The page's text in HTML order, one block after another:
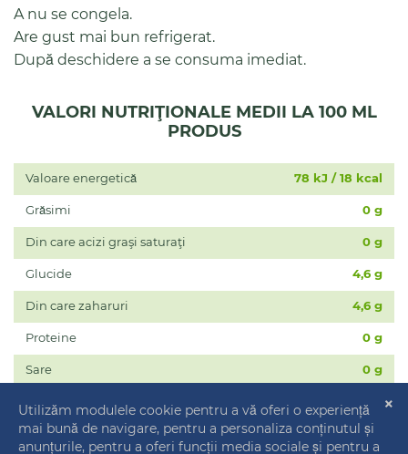
A nu se congela.
Are gust mai bun refrigerat.
După deschidere a se consuma imediat.
VALORI NUTRIŢIONALE MEDII LA 100 ML
PRODUS
Valoare energetică 78 kJ / 18 kcal
Grăsimi 0 g
Din care acizi graşi saturaţi 0 g
Glucide 4,6 g
Din care zaharuri 4,6 g
Proteine 0 g
Sare 0 g
* VNR – Valoarea Nutriţională de Referinţă